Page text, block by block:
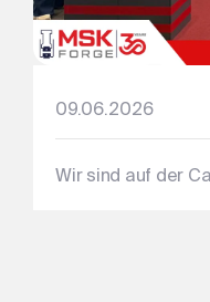
09.06.2026
Wir sind auf der